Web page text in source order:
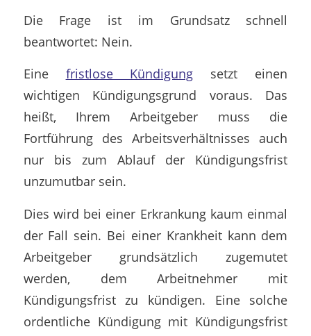
Die Frage ist im Grundsatz schnell
beantwortet: Nein.
Eine fristlose Kündigung setzt einen
wichtigen Kündigungsgrund voraus. Das
heißt, Ihrem Arbeitgeber muss die
Fortführung des Arbeitsverhältnisses auch
nur bis zum Ablauf der Kündigungsfrist
unzumutbar sein.
Dies wird bei einer Erkrankung kaum einmal
der Fall sein. Bei einer Krankheit kann dem
Arbeitgeber grundsätzlich zugemutet
werden, dem Arbeitnehmer mit
Kündigungsfrist zu kündigen. Eine solche
ordentliche Kündigung mit Kündigungsfrist